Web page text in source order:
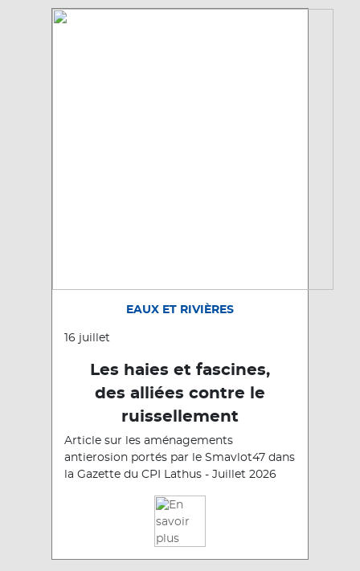
EAUX ET RIVIÈRES
16 juillet
Les haies et fascines,
des alliées contre le
ruissellement
Article sur les aménagements
antierosion portés par le Smavlot47 dans
la Gazette du CPI Lathus - Juillet 2026